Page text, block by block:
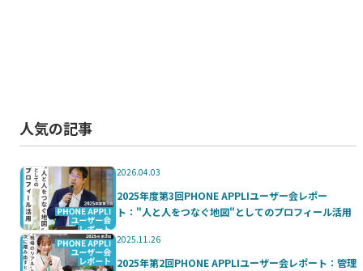
人気の記事
2026.04.03
2025年度第3回PHONE APPLIユーザー会レポー
ト："人と人をつなぐ地図"としてのプロフィール活用
2025.11.26
2025年第2回PHONE APPLIユーザー会レポート：管理